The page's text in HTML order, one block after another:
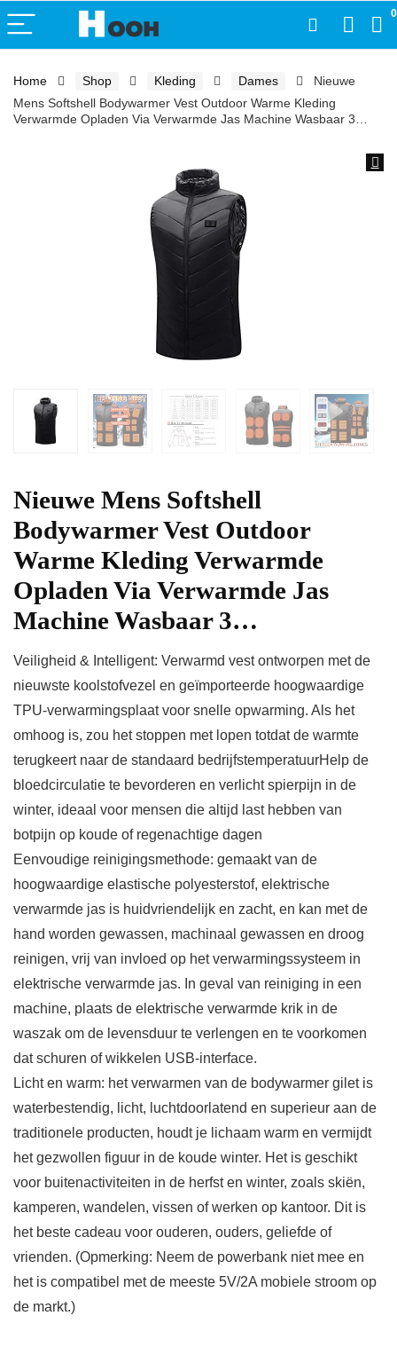
0
Home Shop Kleding Dames
Nieuwe
Mens Softshell Bodywarmer Vest Outdoor Warme Kleding
Verwarmde Opladen Via Verwarmde Jas Machine Wasbaar 3…
Nieuwe Mens Softshell
Bodywarmer Vest Outdoor
Warme Kleding Verwarmde
Opladen Via Verwarmde Jas
Machine Wasbaar 3…
Veiligheid & Intelligent: Verwarmd vest ontworpen met de
nieuwste koolstofvezel en geïmporteerde hoogwaardige
TPU-verwarmingsplaat voor snelle opwarming. Als het
omhoog is, zou het stoppen met lopen totdat de warmte
terugkeert naar de standaard bedrijfstemperatuurHelp de
bloedcirculatie te bevorderen en verlicht spierpijn in de
winter, ideaal voor mensen die altijd last hebben van
botpijn op koude of regenachtige dagen
Eenvoudige reinigingsmethode: gemaakt van de
hoogwaardige elastische polyesterstof, elektrische
verwarmde jas is huidvriendelijk en zacht, en kan met de
hand worden gewassen, machinaal gewassen en droog
reinigen, vrij van invloed op het verwarmingssysteem in
elektrische verwarmde jas. In geval van reiniging in een
machine, plaats de elektrische verwarmde krik in de
waszak om de levensduur te verlengen en te voorkomen
dat schuren of wikkelen USB-interface.
Licht en warm: het verwarmen van de bodywarmer gilet is
waterbestendig, licht, luchtdoorlatend en superieur aan de
traditionele producten, houdt je lichaam warm en vermijdt
het gezwollen figuur in de koude winter. Het is geschikt
voor buitenactiviteiten in de herfst en winter, zoals skiën,
kamperen, wandelen, vissen of werken op kantoor. Dit is
het beste cadeau voor ouderen, ouders, geliefde of
vrienden. (Opmerking: Neem de powerbank niet mee en
het is compatibel met de meeste 5V/2A mobiele stroom op
de markt.)